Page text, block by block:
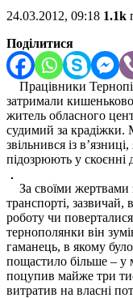
24.03.2012, 09:18 1.1k
Поділитися
Працівники
затримали
житель обласного
судимий за
звільнився із
підозрюють у скоєнні
За своїми жертвами
транспорті,
роботу чи
тернополянки він
гаманець, в якому
пощастило більше – у
поцупив майже три
витратив на власні